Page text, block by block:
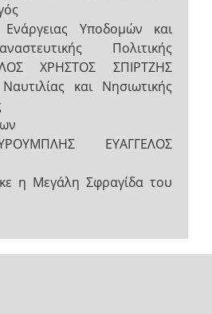
Ενάργειας Υποδομών και
Πολιτικής
ΧΡΗΣΤΟΣ ΣΠΙΡΤΖΗΣ
και Νησιωτικής
ΕΥΑΓΓΕΛΟΣ
η Μεγάλη Σφραγίδα του